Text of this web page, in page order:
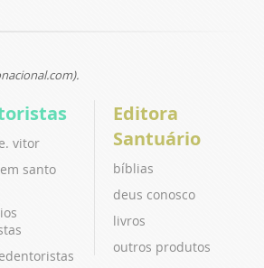
vitor
santo
Editora
Santuário
bíblias
deus conosco
livros
outros produtos